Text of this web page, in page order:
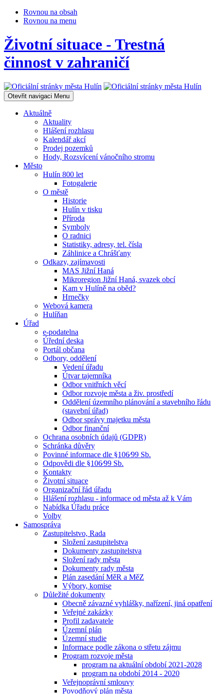
Rovnou na obsah
Rovnou na menu
Životní situace - Trestná
činnost v zahraničí
Otevřit navigaci Menu
Aktuálně
Aktuality
Hlášení rozhlasu
Kalendář akcí
Prodej pozemků
Hody, Rozsvícení vánočního stromu
Město
Hulín 800 let
Fotogalerie
O městě
Historie
Hulín v tisku
Příroda
Symboly
O radnici
Statistiky, adresy, tel. čísla
Záhlinice a Chrášťany
Odkazy, zajímavosti
MAS Jižní Haná
Mikroregion Jižní Haná, svazek obcí
Kam v Hulíně na oběd?
Hrnečky
Webová kamera
Hulíňan
Úřad
e-podatelna
Úřední deska
Portál občana
Odbory, oddělení
Vedení úřadu
Útvar tajemníka
Odbor vnitřních věcí
Odbor rozvoje města a živ. prostředí
Oddělení územního plánování a stavebního řádu
(stavební úřad)
Odbor správy majetku města
Odbor finanční
Ochrana osobních údajů (GDPR)
Schránka důvěry
Povinné informace dle §106⁄99 Sb.
Odpovědi dle §106⁄99 Sb.
Kontakty
Životní situace
Organizační řád úřadu
Hlášení rozhlasu - informace od města až k Vám
Nabídka Úřadu práce
Volby
Samospráva
Zastupitelstvo, Rada
Složení zastupitelstva
Dokumenty zastupitelstva
Složení rady města
Dokumenty rady města
Plán zasedání MěR a MěZ
Výbory, komise
Důležité dokumenty
Obecně závazné vyhlášky, nařízení, jiná opatření
Veřejné zakázky
Profil zadavatele
Územní plán
Územní studie
Informace podle zákona o střetu zájmu
Program rozvoje města
program na aktuální období 2021-2028
program na období 2014 - 2020
Veřejnoprávní smlouvy
Povodňový plán města